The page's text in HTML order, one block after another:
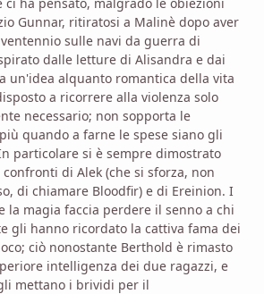
ha pensato, malgrado le obiezioni
Gunnar, ritiratosi a Malinè dopo aver
sulle navi da guerra di
dalle letture di Alisandra e dai
un'idea alquanto romantica della vita
a ricorrere alla violenza solo
necessario; non sopporta le
quando a farne le spese siano gli
particolare si è sempre dimostrato
di Alek (che si sforza, non
di chiamare Bloodfir) e di Ereinion. I
la magia faccia perdere il senno a chi
gli hanno ricordato la cattiva fama dei
ciò nonostante Berthold è rimasto
intelligenza dei due ragazzi, e
mettano i brividi per il